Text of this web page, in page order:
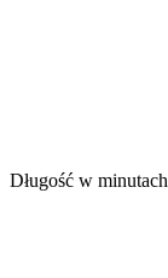
Długość w minutach